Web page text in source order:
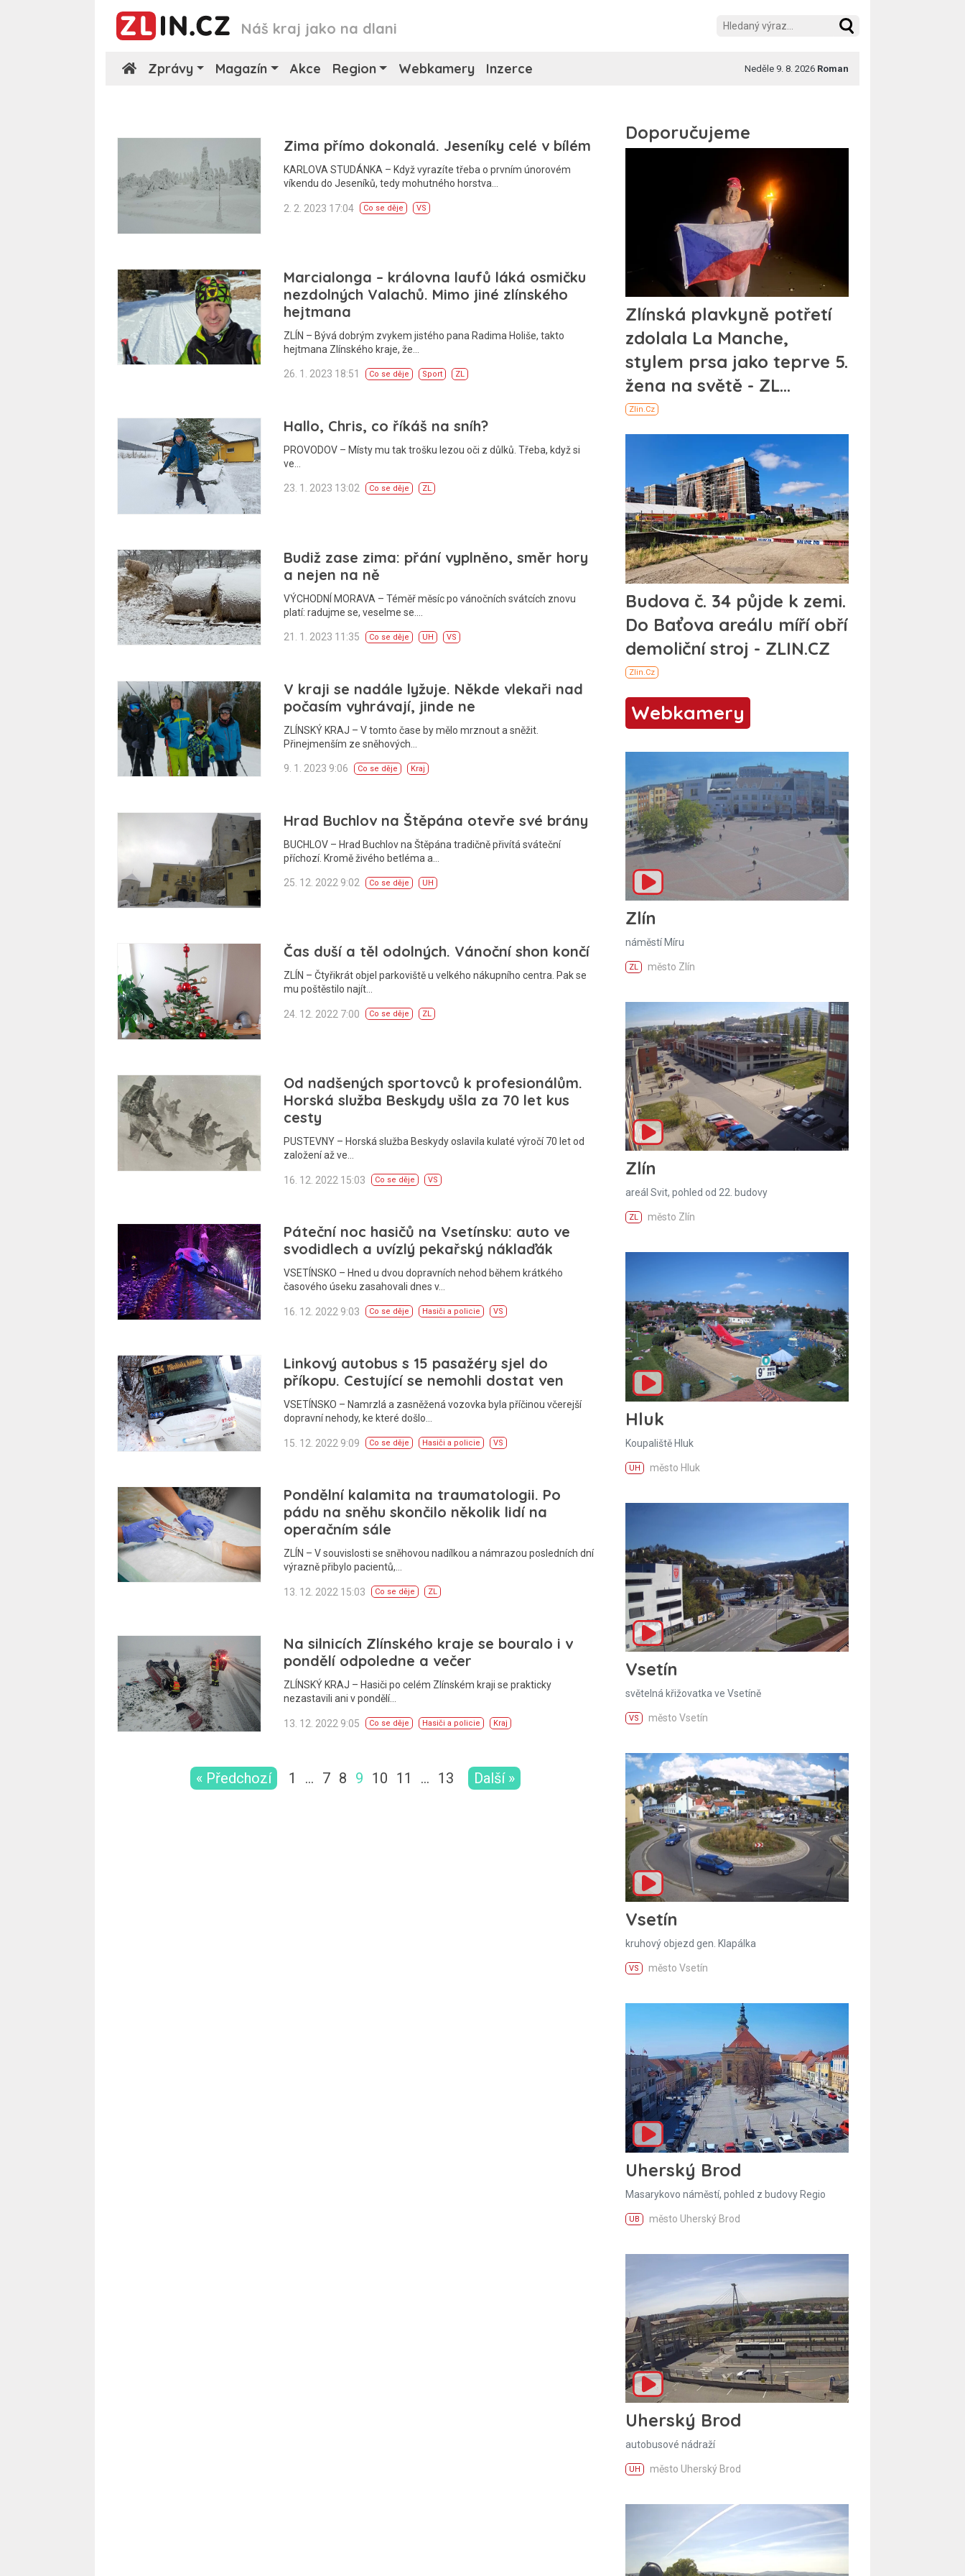
Náš kraj jako na dlani
Zprávy Magazín Akce Region Webkamery Inzerce Neděle 9. 8. 2026 Roman
Zima přímo dokonalá. Jeseníky celé v bílém
KARLOVA STUDÁNKA – Když vyrazíte třeba o prvním únorovém
víkendu do Jeseníků, tedy mohutného horstva…
2. 2. 2023 17:04 Co se děje VS
Marcialonga – královna laufů láká osmičku
nezdolných Valachů. Mimo jiné zlínského
hejtmana
ZLÍN – Bývá dobrým zvykem jistého pana Radima Holiše, takto
hejtmana Zlínského kraje, že…
26. 1. 2023 18:51 Co se děje Sport ZL
Hallo, Chris, co říkáš na sníh?
PROVODOV – Místy mu tak trošku lezou oči z důlků. Třeba, když si
ve…
23. 1. 2023 13:02 Co se děje ZL
Budiž zase zima: přání vyplněno, směr hory
a nejen na ně
VÝCHODNÍ MORAVA – Téměř měsíc po vánočních svátcích znovu
platí: radujme se, veselme se.…
21. 1. 2023 11:35 Co se děje UH VS
V kraji se nadále lyžuje. Někde vlekaři nad
počasím vyhrávají, jinde ne
ZLÍNSKÝ KRAJ – V tomto čase by mělo mrznout a sněžit.
Přinejmenším ze sněhových…
9. 1. 2023 9:06 Co se děje Kraj
Hrad Buchlov na Štěpána otevře své brány
BUCHLOV – Hrad Buchlov na Štěpána tradičně přivítá sváteční
příchozí. Kromě živého betléma a…
25. 12. 2022 9:02 Co se děje UH
Čas duší a těl odolných. Vánoční shon končí
ZLÍN – Čtyřikrát objel parkoviště u velkého nákupního centra. Pak se
mu poštěstilo najít…
24. 12. 2022 7:00 Co se děje ZL
Od nadšených sportovců k profesionálům.
Horská služba Beskydy ušla za 70 let kus
cesty
PUSTEVNY – Horská služba Beskydy oslavila kulaté výročí 70 let od
založení až ve…
16. 12. 2022 15:03 Co se děje VS
Páteční noc hasičů na Vsetínsku: auto ve
svodidlech a uvízlý pekařský náklaďák
VSETÍNSKO – Hned u dvou dopravních nehod během krátkého
časového úseku zasahovali dnes v…
16. 12. 2022 9:03 Co se děje Hasiči a policie VS
Linkový autobus s 15 pasažéry sjel do
příkopu. Cestující se nemohli dostat ven
VSETÍNSKO – Namrzlá a zasněžená vozovka byla příčinou včerejší
dopravní nehody, ke které došlo…
15. 12. 2022 9:09 Co se děje Hasiči a policie VS
Pondělní kalamita na traumatologii. Po
pádu na sněhu skončilo několik lidí na
operačním sále
ZLÍN – V souvislosti se sněhovou nadílkou a námrazou posledních dní
výrazně přibylo pacientů,…
13. 12. 2022 15:03 Co se děje ZL
Na silnicích Zlínského kraje se bouralo i v
pondělí odpoledne a večer
ZLÍNSKÝ KRAJ – Hasiči po celém Zlínském kraji se prakticky
nezastavili ani v pondělí…
13. 12. 2022 9:05 Co se děje Hasiči a policie Kraj
« Předchozí 1 … 7 8 9 10 11 … 13 Další »
Webkamery
Zlín
náměstí Míru
ZL město Zlín
Zlín
areál Svit, pohled od 22. budovy
ZL město Zlín
Hluk
Koupaliště Hluk
UH město Hluk
Vsetín
světelná křižovatka ve Vsetíně
VS město Vsetín
Vsetín
kruhový objezd gen. Klapálka
VS město Vsetín
Uherský Brod
Masarykovo náměstí, pohled z budovy Regio
UB město Uherský Brod
Uherský Brod
autobusové nádraží
UH město Uherský Brod